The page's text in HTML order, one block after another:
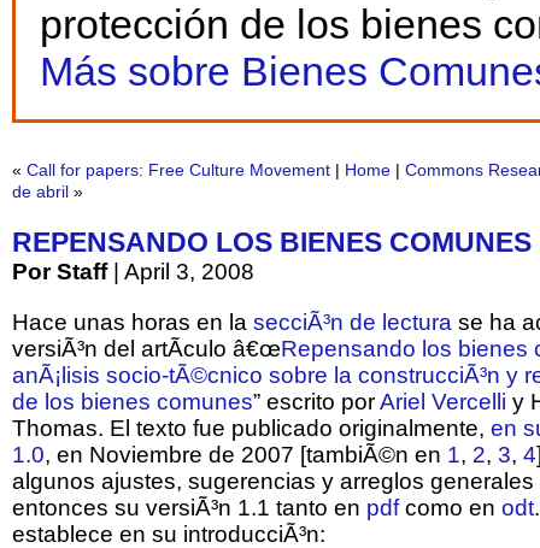
protección de los bienes
Más sobre Bienes
« Call for papers: Free Culture Movement | Home | Commons
de abril »
REPENSANDO LOS BIENES COMUNES
Por Staff| April 3, 2008
Hace unas horas en la secciÃ³n de lectura se ha
versiÃ³n del artÃ­culo â€œRepensando los bienes
anÃ¡lisis socio-tÃ©cnico sobre la construcciÃ³n y
de los bienes comunes” escrito porAriel Vercelli y
Thomas. El texto fue publicado originalmente, en
1.0, en Noviembre de 2007 [tambiÃ©n en 1, 2, 3, 4
algunos ajustes, sugerencias y arreglos
entonces su versiÃ³n 1.1 tanto en pdfcomo en odt
establece en su introducciÃ³n: